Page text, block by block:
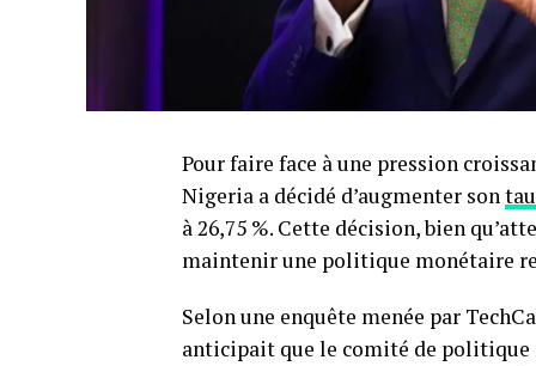
Pour faire face à une pression
Nigeria a décidé d’augmenter son
à 26,75 %. Cette décision, bien
maintenir une politique monétaire
Selon une enquête menée par
anticipait que le comité de politique